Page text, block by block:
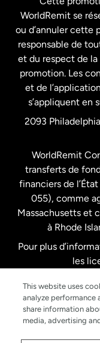
France
Malaisie
Pays-Bas
Suède
WorldRemit se
ou d’annuler cette
responsable de
et du respect de
promotion. Les
et de
s’appliquent en
2093
WorldRemit
transferts de
financiers de
055), comme
Massachusetts et
à Rhode
Pour plus
les
This website uses
analyze performance
share information
media, advertising